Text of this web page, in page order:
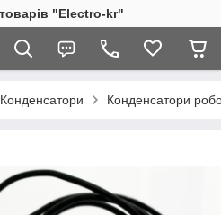
"Electro-kr"
Конденсатори Конденсатори